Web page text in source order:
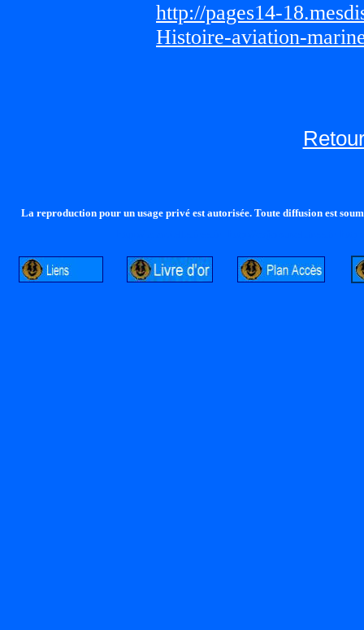
http://pages14-
Histoire-aviation-
La reproduction pour un usage privé est autorisée. Toute diffusion est